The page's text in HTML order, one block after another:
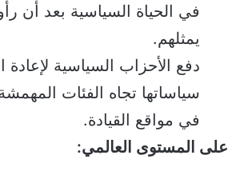
في الحياة السياسية بعد أن
يمثلهم.
دفع الأحزاب السياسية لإعادة
سياساتها تجاه الفئات
في مواقع القيادة.
على المستوى العالمي: